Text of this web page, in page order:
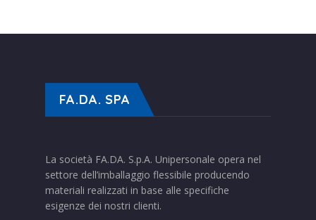
FA.DA. SPA
La società FA.DA. S.p.A. Unipersonale opera nel
settore dell’imballaggio flessibile producendo
materiali realizzati in base alle specifiche
esigenze dei nostri clienti.